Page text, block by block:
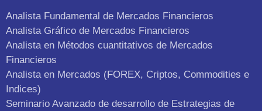
Analista Fundamental de Mercados Financieros
Analista Gráfico de Mercados Financieros
Analista en Métodos cuantitativos de Mercados
Financieros
Analista en Mercados (FOREX, Criptos, Commodities e
Indices)
Seminario Avanzado de desarrollo de Estrategias de